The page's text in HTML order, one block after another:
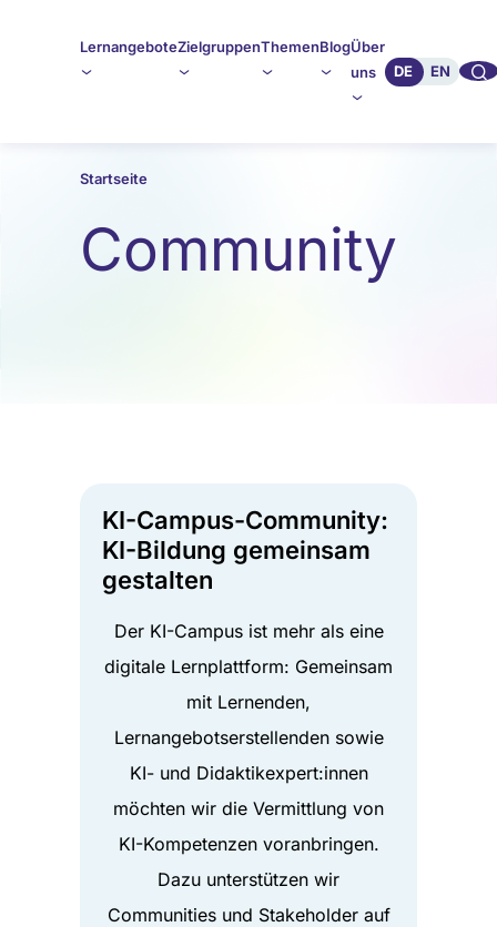
LernangeboteZielgruppenThemenBlogÜber
uns
DE EN 🔍︎︎
Startseite
Community
KI-Campus-Community:
KI-Bildung gemeinsam
gestalten
Der KI-Campus ist mehr als eine
digitale Lernplattform: Gemeinsam
mit Lernenden,
Lernangebotserstellenden sowie
KI- und Didaktikexpert:innen
möchten wir die Vermittlung von
KI-Kompetenzen voranbringen.
Dazu unterstützen wir
Communities und Stakeholder auf